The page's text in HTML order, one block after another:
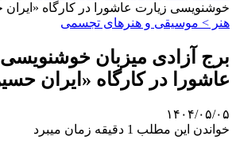
خوشنویسی زیارت عاشورا در کارگاه
هنر > موسیقی و هنرهای تجسمی
برج آزادی میزبان
عاشورا در کارگاه «ایران
۱۴۰۴/۰۵/۰۵
خواندن این مطلب 1 دقیقه زمان میبرد